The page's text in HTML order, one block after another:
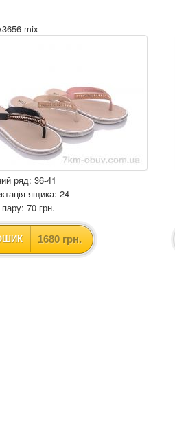
mix
ряд: 36-41
ящика: 24
70 грн.
1680 грн.